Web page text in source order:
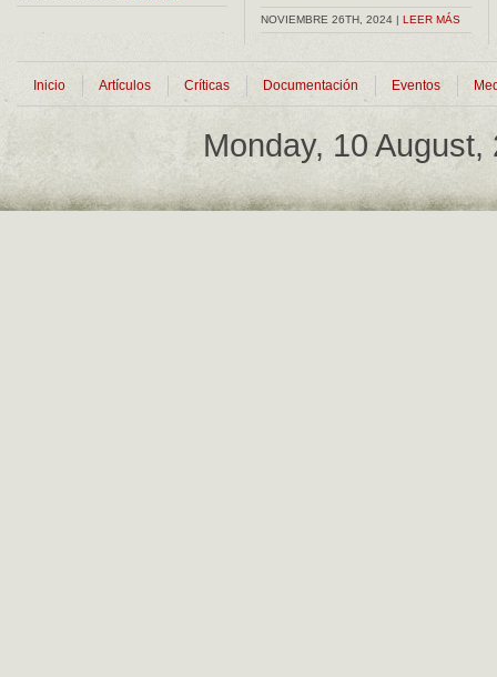
NOVIEMBRE 26TH, 2024 | LEER MÁS
Inicio Artículos Críticas Documentación Eventos
Monday, 10